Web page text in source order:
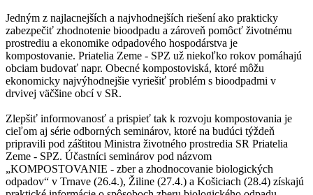
Jedným z najlacnejších a najvhodnejších riešení ako prakticky
zabezpečiť zhodnotenie bioodpadu a zároveň pomôcť životnému
prostrediu a ekonomike odpadového hospodárstva je
kompostovanie. Priatelia Zeme - SPZ už niekoľko rokov pomáhajú
obciam budovať napr. Obecné kompostoviská, ktoré môžu
ekonomicky najvýhodnejšie vyriešiť problém s bioodpadmi v
drvivej väčšine obcí v SR.
Zlepšiť informovanosť a prispieť tak k rozvoju kompostovania je
cieľom aj série odborných seminárov, ktoré na budúci týždeň
pripravili pod záštitou Ministra životného prostredia SR Priatelia
Zeme - SPZ. Účastníci seminárov pod názvom
„KOMPOSTOVANIE - zber a zhodnocovanie biologických
odpadov“ v Trnave (26.4.), Žiline (27.4.) a Košiciach (28.4) získajú